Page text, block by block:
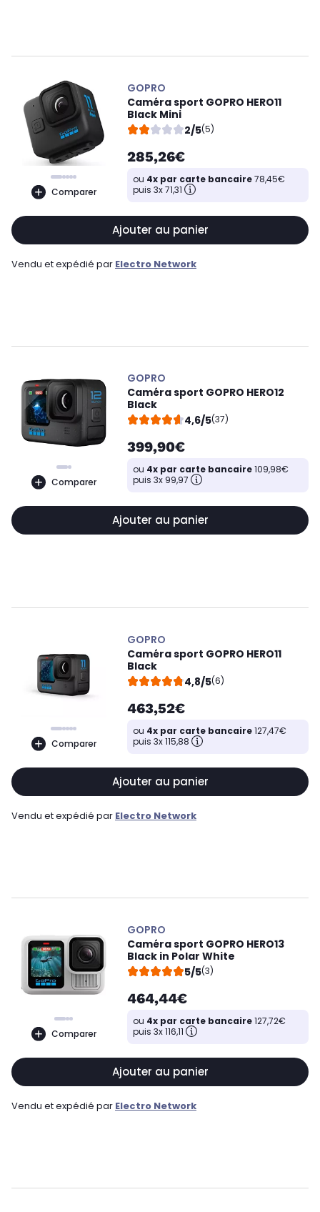
Comparer
GOPRO
Caméra sport GOPRO HERO11
Black Mini
2/5(5)
285,26€
ou 4x par carte bancaire78,45€
puis 3x 71,31
Ajouter au panier
Vendu et expédié par Electro Network
Comparer
GOPRO
Caméra sport GOPRO HERO12
Black
4,6/5(37)
399,90€
ou 4x par carte bancaire109,98€
puis 3x 99,97
Ajouter au panier
Comparer
GOPRO
Caméra sport GOPRO HERO11
Black
4,8/5(6)
463,52€
ou 4x par carte bancaire127,47€
puis 3x 115,88
Ajouter au panier
Vendu et expédié par Electro Network
Comparer
GOPRO
Caméra sport GOPRO HERO13
Black in Polar White
5/5(3)
464,44€
ou 4x par carte bancaire127,72€
puis 3x 116,11
Ajouter au panier
Vendu et expédié par Electro Network